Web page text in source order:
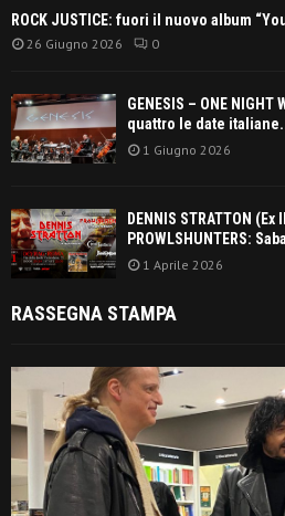
ROCK JUSTICE: fuori il nuovo album
26 Giugno 2026 0
GENESIS – ONE NIGHT
quattro le date
1 Giugno 2026
DENNIS STRATTON (Ex
PROWLSHUNTERS:
1 Aprile 2026
RASSEGNA STAMPA